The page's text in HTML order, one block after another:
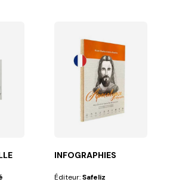
INFOGRAPHIES
Éditeur:Safeliz